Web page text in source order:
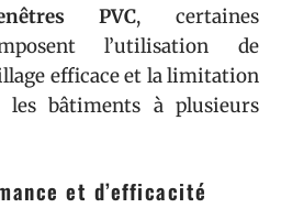
PVC, certaines
l’utilisation de
efficace et la limitation
les bâtiments à plusieurs
et d’efficacité